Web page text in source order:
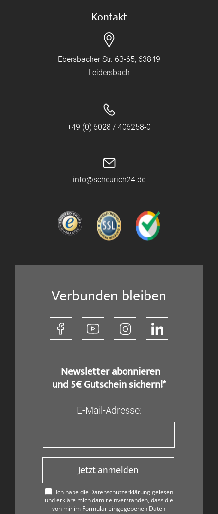
Kontakt
Ebersbacher Str. 63-65, 63849
Leidersbach
+49 (0) 6028 / 406258-0
info@scheurich24.de
Verbunden bleiben
​ Newsletter abonnieren
und 5€ Gutschein sichern!*
E-Mail-Adresse:
Jetzt anmelden
Ich habe die Datenschutzerklärung gelesen
und erkläre mich damit einverstanden, dass die
von mir im Formular eingegebenen Daten